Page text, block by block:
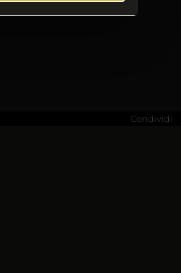
Condividi